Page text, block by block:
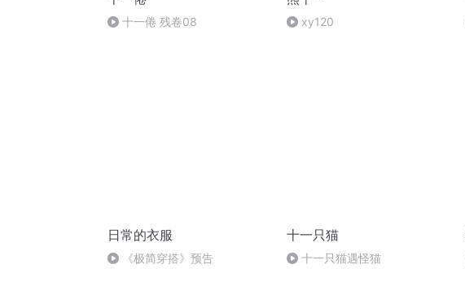
十一倦 残卷08 xy120
日常的衣服
《极简穿搭》预告
十一只猫
十一只猫遇怪猫